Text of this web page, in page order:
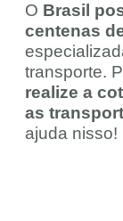
O Brasil
centenas
transporte.
realize a
as
ajuda nisso!